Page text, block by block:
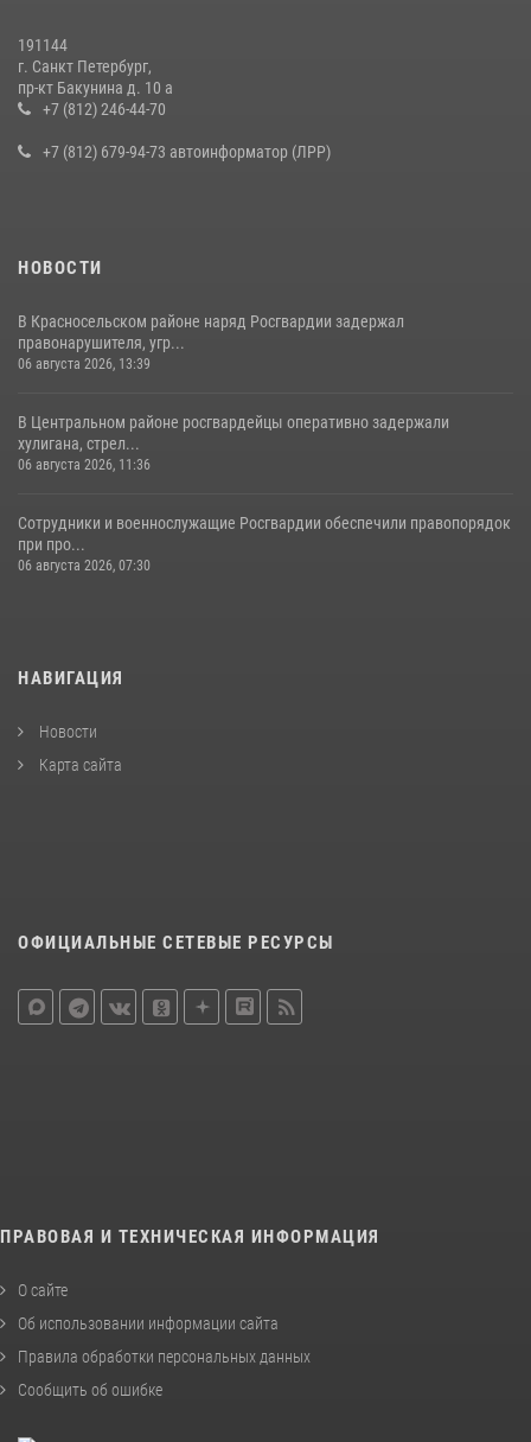
191144
г. Санкт Петербург,
пр-кт Бакунина д. 10 а
+7 (812) 246-44-70
+7 (812) 679-94-73 автоинформатор (ЛРР)
НОВОСТИ
В Красносельском районе наряд Росгвардии задержал
правонарушителя, угр...
06 августа 2026, 13:39
В Центральном районе росгвардейцы оперативно задержали
хулигана, стрел...
06 августа 2026, 11:36
Сотрудники и военнослужащие Росгвардии обеспечили правопорядок
при про...
06 августа 2026, 07:30
НАВИГАЦИЯ
Новости
Карта сайта
ОФИЦИАЛЬНЫЕ СЕТЕВЫЕ РЕСУРСЫ
ПРАВОВАЯ И ТЕХНИЧЕСКАЯ ИНФОРМАЦИЯ
О сайте
Об использовании информации сайта
Правила обработки персональных данных
Сообщить об ошибке